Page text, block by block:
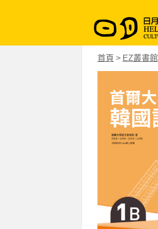
首頁 > EZ叢書館